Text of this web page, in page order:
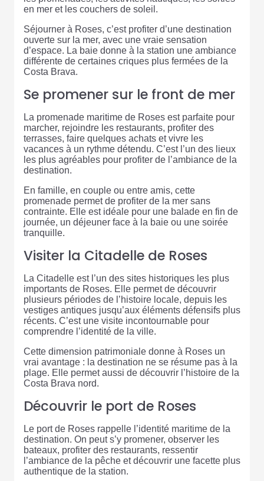
en mer et les couchers de soleil.
Séjourner à Roses, c’est profiter d’une destination
ouverte sur la mer, avec une vraie sensation
d’espace. La baie donne à la station une ambiance
différente de certaines criques plus fermées de la
Costa Brava.
Se promener sur le front de mer
La promenade maritime de Roses est parfaite pour
marcher, rejoindre les restaurants, profiter des
terrasses, faire quelques achats et vivre les
vacances à un rythme détendu. C’est l’un des lieux
les plus agréables pour profiter de l’ambiance de la
destination.
En famille, en couple ou entre amis, cette
promenade permet de profiter de la mer sans
contrainte. Elle est idéale pour une balade en fin de
journée, un déjeuner face à la baie ou une soirée
tranquille.
Visiter la Citadelle de Roses
La Citadelle est l’un des sites historiques les plus
importants de Roses. Elle permet de découvrir
plusieurs périodes de l’histoire locale, depuis les
vestiges antiques jusqu’aux éléments défensifs plus
récents. C’est une visite incontournable pour
comprendre l’identité de la ville.
Cette dimension patrimoniale donne à Roses un
vrai avantage : la destination ne se résume pas à la
plage. Elle permet aussi de découvrir l’histoire de la
Costa Brava nord.
Découvrir le port de Roses
Le port de Roses rappelle l’identité maritime de la
destination. On peut s’y promener, observer les
bateaux, profiter des restaurants, ressentir
l’ambiance de la pêche et découvrir une facette plus
authentique de la station.